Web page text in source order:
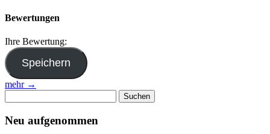
Bewertungen
Ihre Bewertung:
mehr →
nach:
Neu aufgenommen